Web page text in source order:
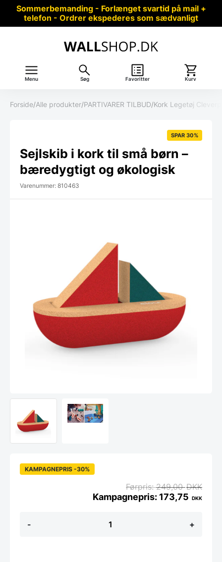
Sommerbemanding - Forlænget svartid på mail +
telefon - Ordrer ekspederes som sædvanligt
Menu Søg Favoritter Kurv
Forside/Alle produkter/PARTIVARER TILBUD/Kork Legetøj
SPAR 30%
Sejlskib i kork til små børn –
bæredygtigt og økologisk
Varenummer: 810463
- +
KAMPAGNEPRIS -30%
249,00DKK
173,75 DKK